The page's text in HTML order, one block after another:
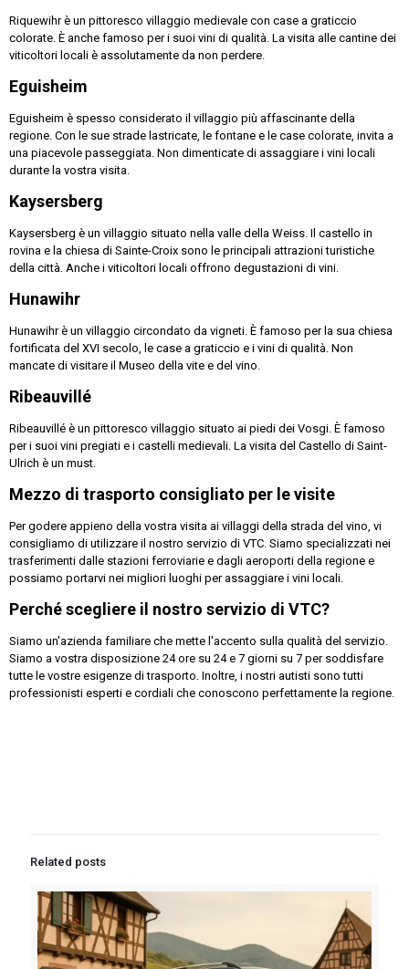
Riquewihr è un pittoresco villaggio medievale con case a graticcio
colorate. È anche famoso per i suoi vini di qualità. La visita alle cantine dei
viticoltori locali è assolutamente da non perdere.
Eguisheim
Eguisheim è spesso considerato il villaggio più affascinante della
regione. Con le sue strade lastricate, le fontane e le case colorate, invita a
una piacevole passeggiata. Non dimenticate di assaggiare i vini locali
durante la vostra visita.
Kaysersberg
Kaysersberg è un villaggio situato nella valle della Weiss. Il castello in
rovina e la chiesa di Sainte-Croix sono le principali attrazioni turistiche
della città. Anche i viticoltori locali offrono degustazioni di vini.
Hunawihr
Hunawihr è un villaggio circondato da vigneti. È famoso per la sua chiesa
fortificata del XVI secolo, le case a graticcio e i vini di qualità. Non
mancate di visitare il Museo della vite e del vino.
Ribeauvillé
Ribeauvillé è un pittoresco villaggio situato ai piedi dei Vosgi. È famoso
per i suoi vini pregiati e i castelli medievali. La visita del Castello di Saint-
Ulrich è un must.
Mezzo di trasporto consigliato per le visite
Per godere appieno della vostra visita ai villaggi della strada del vino, vi
consigliamo di utilizzare il nostro servizio di VTC. Siamo specializzati nei
trasferimenti dalle stazioni ferroviarie e dagli aeroporti della regione e
possiamo portarvi nei migliori luoghi per assaggiare i vini locali.
Perché scegliere il nostro servizio di VTC?
Siamo un'azienda familiare che mette l'accento sulla qualità del servizio.
Siamo a vostra disposizione 24 ore su 24 e 7 giorni su 7 per soddisfare
tutte le vostre esigenze di trasporto. Inoltre, i nostri autisti sono tutti
professionisti esperti e cordiali che conoscono perfettamente la regione.
Related posts